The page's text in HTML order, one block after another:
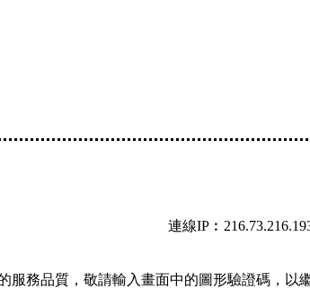
連線
服務品質，敬請輸入畫面中的圖形驗證碼，以